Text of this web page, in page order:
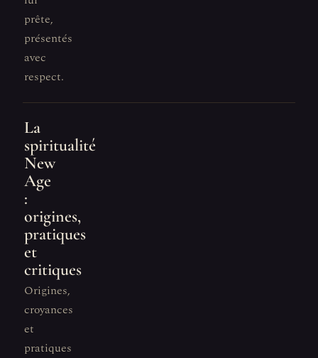
prête,
présentés
avec
respect.
La
spiritualité
New
Age
:
origines,
pratiques
et
critiques
Origines,
croyances
et
pratiques